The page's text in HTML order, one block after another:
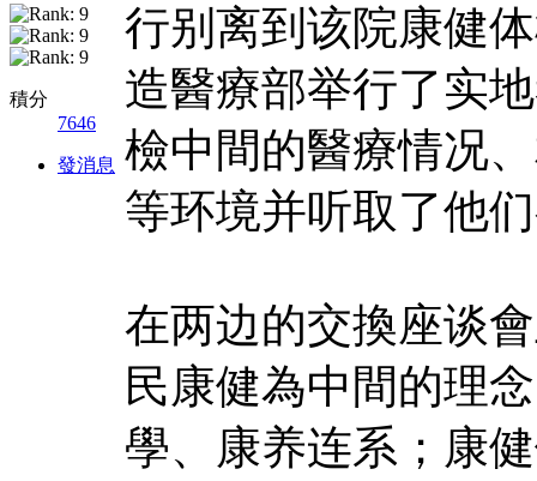
積分
7646
發消息
行别离到该院康健
造醫療部举行了实
檢中間的醫療情况
等环境并听取了他
在两边的交換座谈
民康健為中間的理
學、康养连系；康